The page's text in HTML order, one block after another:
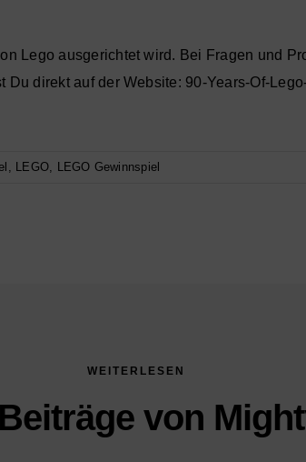
Lego ausgerichtet wird. Bei Fragen und
Du direkt auf der Website: 90-Years-Of-
, LEGO, LEGO Gewinnspiel
WEITERLESEN
von